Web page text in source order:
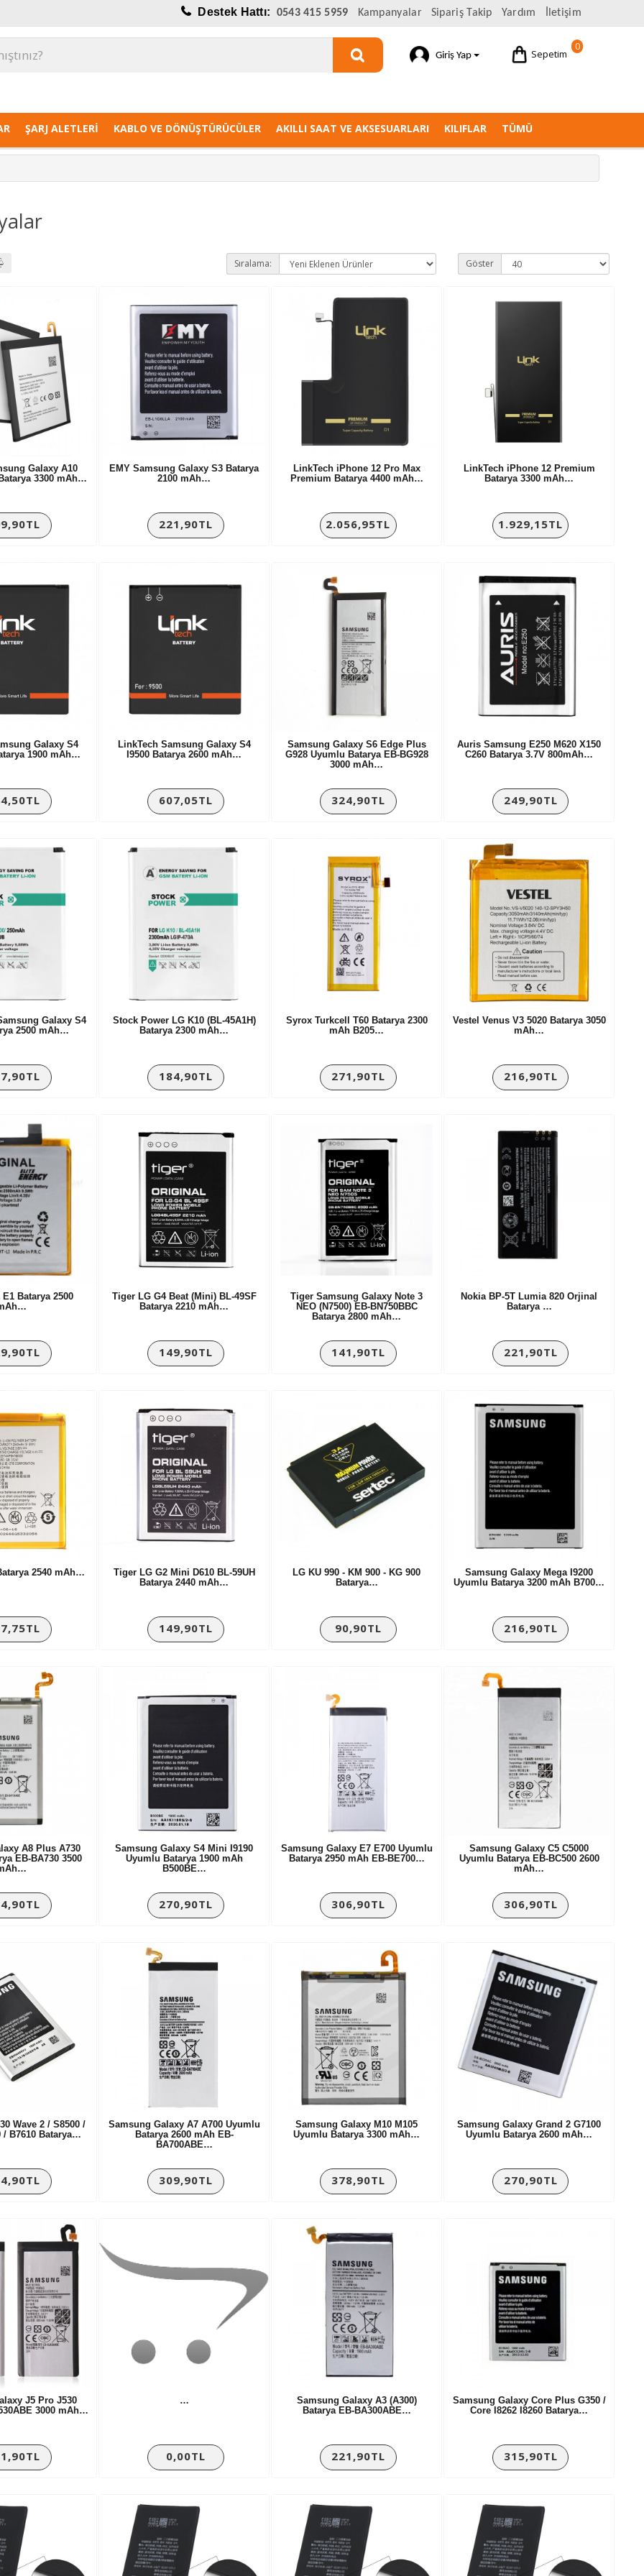
Destek Hattı: 0543 415 5959 Kampanyalar Sipariş Takip Yardım İletişim
0
Sepetim
Giriş Yap
ŞARJ ALETLERI KABLO VE DÖNÜŞTÜRÜCÜLER AKILLI SAAT VE AKSESUARLARI KILIFLAR TÜMÜ
Sıralama: Göster
Galaxy A10
3300 mAh…
EMY Samsung Galaxy S3 Batarya
2100 mAh…
221,90TL
LinkTech iPhone 12 Pro Max
Premium Batarya 4400 mAh…
2.056,95TL
LinkTech iPhone 12 Premium
Batarya 3300 mAh…
1.929,15TL
Galaxy S4
1900 mAh…
LinkTech Samsung Galaxy S4
I9500 Batarya 2600 mAh…
607,05TL
Samsung Galaxy S6 Edge Plus
G928 Uyumlu Batarya EB-BG928
3000 mAh…
324,90TL
Auris Samsung E250 M620 X150
C260 Batarya 3.7V 800mAh…
249,90TL
Galaxy S4
2500 mAh…
Stock Power LG K10 (BL-45A1H)
Batarya 2300 mAh…
184,90TL
Syrox Turkcell T60 Batarya 2300
mAh B205…
271,90TL
Vestel Venus V3 5020 Batarya 3050
mAh…
216,90TL
Batarya 2500
Tiger LG G4 Beat (Mini) BL-49SF
Batarya 2210 mAh…
149,90TL
Tiger Samsung Galaxy Note 3
NEO (N7500) EB-BN750BBC
Batarya 2800 mAh…
141,90TL
Nokia BP-5T Lumia 820 Orjinal
Batarya …
221,90TL
2540 mAh…
Tiger LG G2 Mini D610 BL-59UH
Batarya 2440 mAh…
149,90TL
LG KU 990 - KM 900 - KG 900
Batarya…
90,90TL
Samsung Galaxy Mega I9200
Uyumlu Batarya 3200 mAh B700…
216,90TL
A8 Plus A730
EB-BA730 3500
Samsung Galaxy S4 Mini I9190
Uyumlu Batarya 1900 mAh
B500BE…
270,90TL
Samsung Galaxy E7 E700 Uyumlu
Batarya 2950 mAh EB-BE700…
306,90TL
Samsung Galaxy C5 C5000
Uyumlu Batarya EB-BC500 2600
mAh…
306,90TL
Wave 2 / S8500 /
/ B7610 Batarya…
Samsung Galaxy A7 A700 Uyumlu
Batarya 2600 mAh EB-
BA700ABE…
309,90TL
Samsung Galaxy M10 M105
Uyumlu Batarya 3300 mAh…
378,90TL
Samsung Galaxy Grand 2 G7100
Uyumlu Batarya 2600 mAh…
270,90TL
J5 Pro J530
3000 mAh…
…
0,00TL
Samsung Galaxy A3 (A300)
Batarya EB-BA300ABE…
221,90TL
Samsung Galaxy Core Plus G350 /
Core I8262 I8260 Batarya…
315,90TL